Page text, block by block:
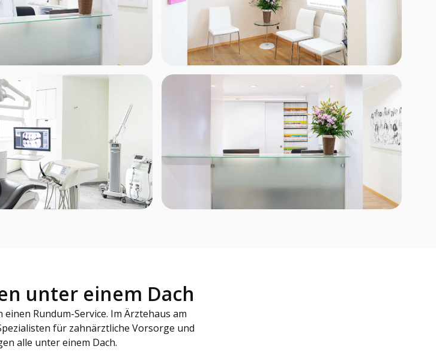
unter einem Dach
Rundum-Service. Im Ärztehaus am
für zahnärztliche Vorsorge und
alle unter einem Dach.